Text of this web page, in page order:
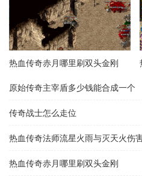
热血传奇赤月哪里刷双头金刚
原始传奇主宰盾多少钱能合成一个
传奇战士怎么走位
热血传奇法师流星火雨与灭天火伤
热血传奇赤月哪里刷双头金刚